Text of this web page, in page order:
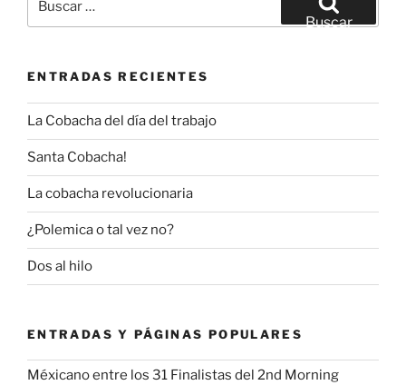
por:
Buscar
ENTRADAS RECIENTES
La Cobacha del día del trabajo
Santa Cobacha!
La cobacha revolucionaria
¿Polemica o tal vez no?
Dos al hilo
ENTRADAS Y PÁGINAS POPULARES
Méxicano entre los 31 Finalistas del 2nd Morning